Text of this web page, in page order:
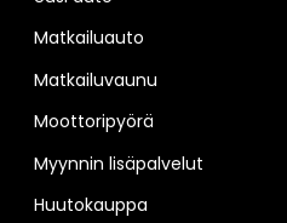
Matkailuauto
Matkailuvaunu
Moottoripyörä
Myynnin lisäpalvelut
Huutokauppa